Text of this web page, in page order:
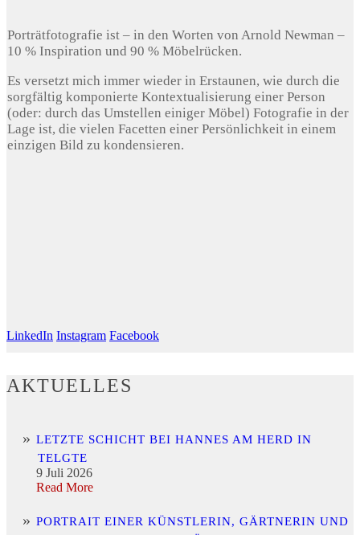
Porträtfotografie ist – in den Worten von Arnold Newman –
10 % Inspiration und 90 % Möbelrücken.
Es versetzt mich immer wieder in Erstaunen, wie durch die
sorgfältig komponierte Kontextualisierung einer Person
(oder: durch das Umstellen einiger Möbel) Fotografie in der
Lage ist, die vielen Facetten einer Persönlichkeit in einem
einzigen Bild zu kondensieren.
LinkedIn Instagram Facebook
AKTUELLES
LETZTE SCHICHT BEI HANNES AM HERD IN
TELGTE
9 Juli 2026
Read More
PORTRAIT EINER KÜNSTLERIN, GÄRTNERIN UND